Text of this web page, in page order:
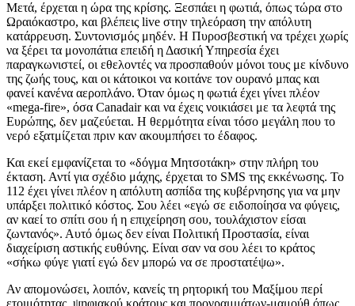
Μετά, έρχεται η ώρα της κρίσης. Ξεσπάει η φωτιά, όπως τώρα στο
Ωραιόκαστρο, και βλέπεις live στην τηλεόραση την απόλυτη
κατάρρευση. Συντονισμός μηδέν. Η Πυροσβεστική να τρέχει χωρίς
να ξέρει τα μονοπάτια επειδή η Δασική Υπηρεσία έχει
παραγκωνιστεί, οι εθελοντές να προσπαθούν μόνοι τους με κίνδυνο
της ζωής τους, και οι κάτοικοι να κοιτάνε τον ουρανό μπας και
φανεί κανένα αεροπλάνο. Όταν όμως η φωτιά έχει γίνει πλέον
«mega-fire», όσα Canadair και να έχεις νοικιάσει με τα λεφτά της
Ευρώπης, δεν μαζεύεται. Η θερμότητα είναι τόσο μεγάλη που το
νερό εξατμίζεται πριν καν ακουμπήσει το έδαφος.
Και εκεί εμφανίζεται το «δόγμα Μητσοτάκη» στην πλήρη του
έκταση. Αντί για σχέδιο μάχης, έρχεται το SMS της εκκένωσης. Το
112 έχει γίνει πλέον η απόλυτη ασπίδα της κυβέρνησης για να μην
υπάρξει πολιτικό κόστος. Σου λέει «εγώ σε ειδοποίησα να φύγεις,
αν καεί το σπίτι σου ή η επιχείρηση σου, τουλάχιστον είσαι
ζωντανός». Αυτό όμως δεν είναι Πολιτική Προστασία, είναι
διαχείριση αστικής ευθύνης. Είναι σαν να σου λέει το κράτος
«σήκω φύγε γιατί εγώ δεν μπορώ να σε προστατέψω».
Αν απομονώσει, λοιπόν, κανείς τη ρητορική του Μαξίμου περί